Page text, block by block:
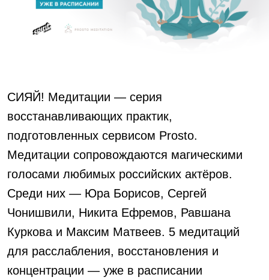
АКЦИИ
НОВОСТИ
СИЯЙ! Медитации — серия
восстанавливающих практик,
подготовленных сервисом Prosto.
Медитации сопровождаются магическими
голосами любимых российских актёров.
Среди них — Юра Борисов, Сергей
Чонишвили, Никита Ефремов, Равшана
Куркова и Максим Матвеев. 5 медитаций
для расслабления, восстановления и
концентрации — уже в расписании